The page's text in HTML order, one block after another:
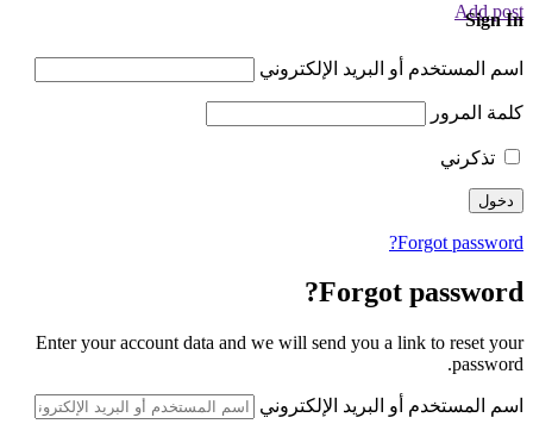
Add post
Sign In
اسم المستخدم أو البريد الإلكتروني
كلمة المرور
تذكرني
Forgot password?
Forgot password?
Enter your account data and we will send you a link to reset your
password.
اسم المستخدم أو البريد الإلكتروني